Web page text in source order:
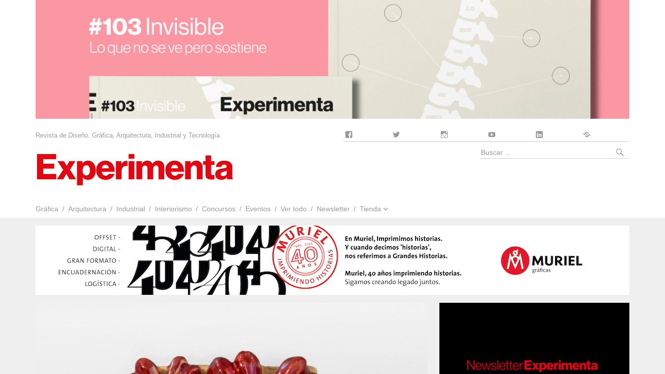
Revista de Diseño. Gráfica, Arquitectura, Industrial y Tecnología
Gráfica Arquitectura Industrial Interiorismo Concursos Eventos Ver todo Newsletter Tienda
Buscar